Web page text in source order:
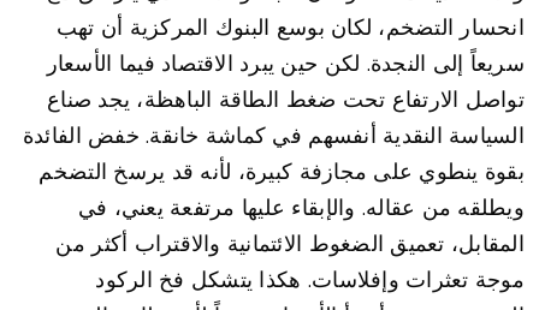
انحسار التضخم، لكان بوسع البنوك المركزية أن تهب
سريعاً إلى النجدة. لكن حين يبرد الاقتصاد فيما الأسعار
تواصل الارتفاع تحت ضغط الطاقة الباهظة، يجد صناع
السياسة النقدية أنفسهم في كماشة خانقة. خفض الفائدة
بقوة ينطوي على مجازفة كبيرة، لأنه قد يرسخ التضخم
ويطلقه من عقاله. والإبقاء عليها مرتفعة يعني، في
المقابل، تعميق الضغوط الائتمانية والاقتراب أكثر من
موجة تعثرات وإفلاسات. هكذا يتشكل فخ الركود